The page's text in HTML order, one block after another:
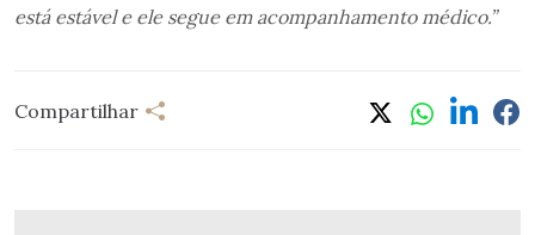
está estável e ele segue em acompanhamento médico.”
Compartilhar